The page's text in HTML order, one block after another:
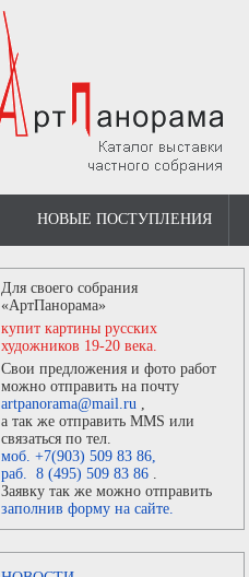
НОВЫЕ ПОСТУПЛЕНИЯ
Для своего собрания
«АртПанорама»
купит картины русских
художников 19-20 века.
Свои предложения и фото работ
можно отправить на почту
artpanorama@mail.ru ,
а так же отправить MMS или
связаться по тел.
моб. +7(903) 509 83 86,
раб. 8 (495) 509 83 86 .
Заявку так же можно отправить
заполнив форму на сайте.